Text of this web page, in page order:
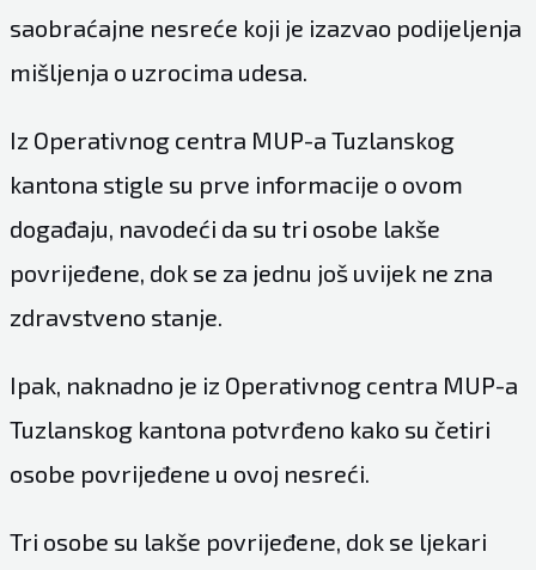
saobraćajne nesreće koji je izazvao podijeljenja
mišljenja o uzrocima udesa.
Iz Operativnog centra MUP-a Tuzlanskog
kantona stigle su prve informacije o ovom
događaju, navodeći da su tri osobe lakše
povrijeđene, dok se za jednu još uvijek ne zna
zdravstveno stanje.
Ipak, naknadno je iz Operativnog centra MUP-a
Tuzlanskog kantona potvrđeno kako su četiri
osobe povrijeđene u ovoj nesreći.
Tri osobe su lakše povrijeđene, dok se ljekari